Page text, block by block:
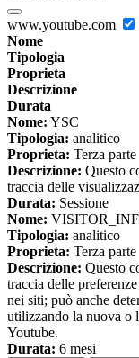
www.youtube.com
Nome
Tipologia
Proprieta
Descrizione
Durata
Nome: YSC
Tipologia: analitico
Proprieta: Terza parte
Descrizione: Questo
traccia delle
Durata: Sessione
Nome:
Tipologia: analitico
Proprieta: Terza parte
Descrizione: Questo
traccia delle
nei siti; può anche
utilizzando la nuova o
Youtube.
Durata: 6 mesi